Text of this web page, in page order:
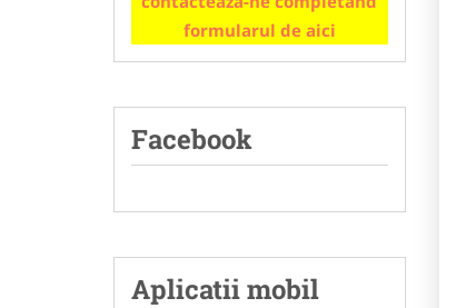
formularul de aici
Facebook
Aplicatii mobil